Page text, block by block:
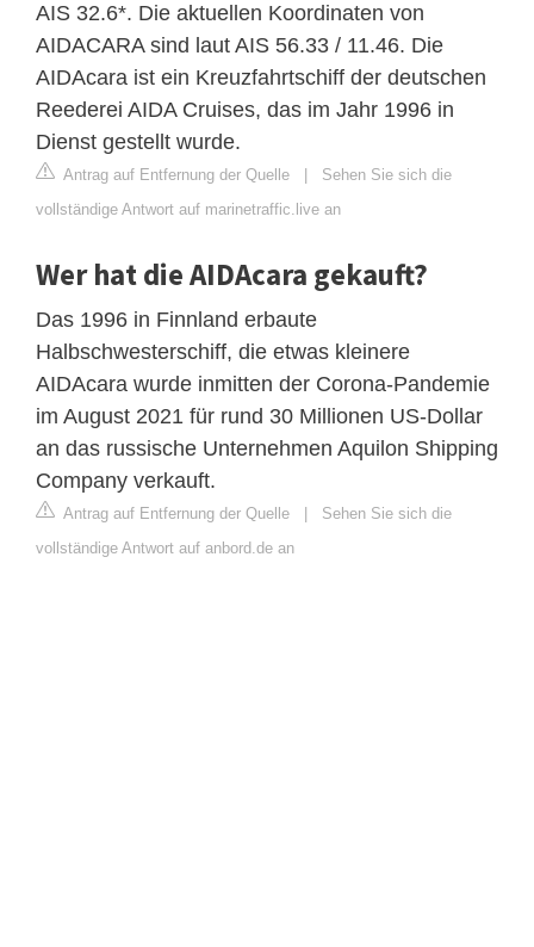
AIS 32.6*. Die aktuellen Koordinaten von
AIDACARA sind laut AIS 56.33 / 11.46. Die
AIDAcara ist ein Kreuzfahrtschiff der deutschen
Reederei AIDA Cruises, das im Jahr 1996 in
Dienst gestellt wurde.
Antrag auf Entfernung der Quelle
Sehen Sie sich die
vollständige Antwort auf marinetraffic.live an
Wer hat die AIDAcara gekauft?
Das 1996 in Finnland erbaute
Halbschwesterschiff, die etwas kleinere
AIDAcara wurde inmitten der Corona-Pandemie
im August 2021 für rund 30 Millionen US-Dollar
an das russische Unternehmen Aquilon Shipping
Company verkauft.
Antrag auf Entfernung der Quelle
Sehen Sie sich die
vollständige Antwort auf anbord.de an